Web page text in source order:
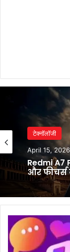
टेक्नॉलॉजी
April 15, 2026
Redmi
और
सिर्फ
वीडियो
बनाकर